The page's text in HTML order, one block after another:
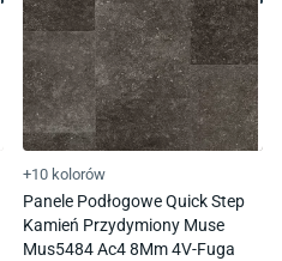
+10 kolorów
Panele Podłogowe Quick Step
Kamień Przydymiony Muse
Mus5484 Ac4 8Mm 4V-Fuga